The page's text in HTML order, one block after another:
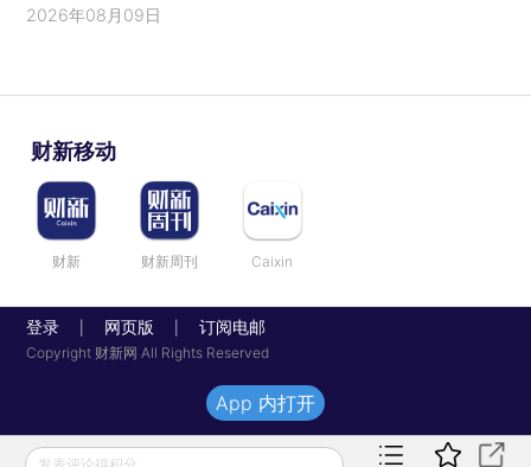
2026年08月09日
财新移动
财新 财新周刊 Caixin
登录 网页版 订阅电邮
Copyright 财新网 All Rights Reserved
发表评论得积分
App 内打开